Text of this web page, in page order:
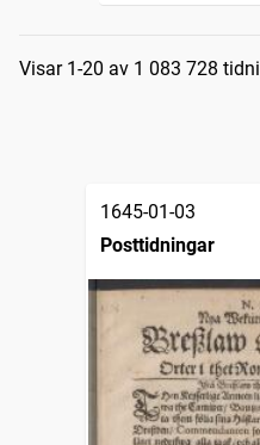
Visar 1-20 av 1 083 728
1645-01-03
Posttidningar